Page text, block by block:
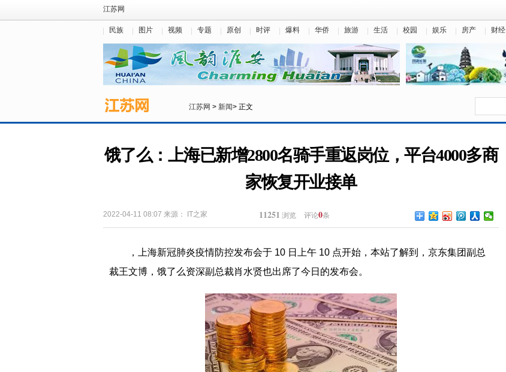
江苏网
民族 图片 视频 专题 原创 时评 爆料 华侨 旅游 生活 校园 娱乐 房产 财经
江苏网 > 新闻> 正文
饿了么：上海已新增2800名骑手重返岗位，平台4000多商
家恢复开业接单
2022-04-11 08:07 来源： IT之家 11251 浏览 评论0条
，上海新冠肺炎疫情防控发布会于 10 日上午 10 点开始，本站了解到，京东集团副总
裁王文博，饿了么资深副总裁肖水贤也出席了今日的发布会。